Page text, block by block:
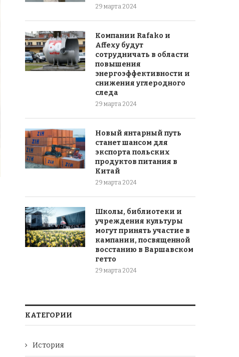
29 марта 2024
Компании Rafako и
Affexy будут
сотрудничать в области
повышения
энергоэффективности и
снижения углеродного
следа
29 марта 2024
Новый янтарный путь
станет шансом для
экспорта польских
продуктов питания в
Китай
29 марта 2024
Школы, библиотеки и
учреждения культуры
могут принять участие в
кампании, посвященной
восстанию в Варшавском
гетто
29 марта 2024
КАТЕГОРИИ
История